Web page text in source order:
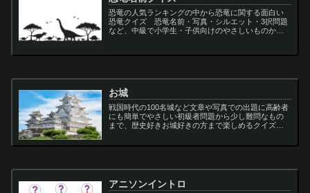
恐竜の人気ランキングの中から恐竜に関する面白い
恐竜クイズ 恐竜名前・写真・シルエット・3択問題
など、中級で小学生・子供向けのやさしいものから
サ...
お城
戦国時代の100名城など文章や写真での出題に高齢者
にも簡単でやさしい初級者問題から少し難問なもの
まで、歴史好きお城好きの方まで楽しめるクイズで
アニソンイントロ